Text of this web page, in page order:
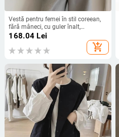
Vestă pentru femei în stil coreean,
fără mâneci, cu guler înalt,
umplutură din bumbac, țesătură
poliester-bumbac, croială liberă,
iarna 2025
168.04 Lei
add_shopping_cart